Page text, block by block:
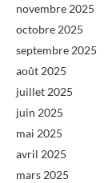
novembre 2025
octobre 2025
septembre 2025
août 2025
juillet 2025
juin 2025
mai 2025
avril 2025
mars 2025